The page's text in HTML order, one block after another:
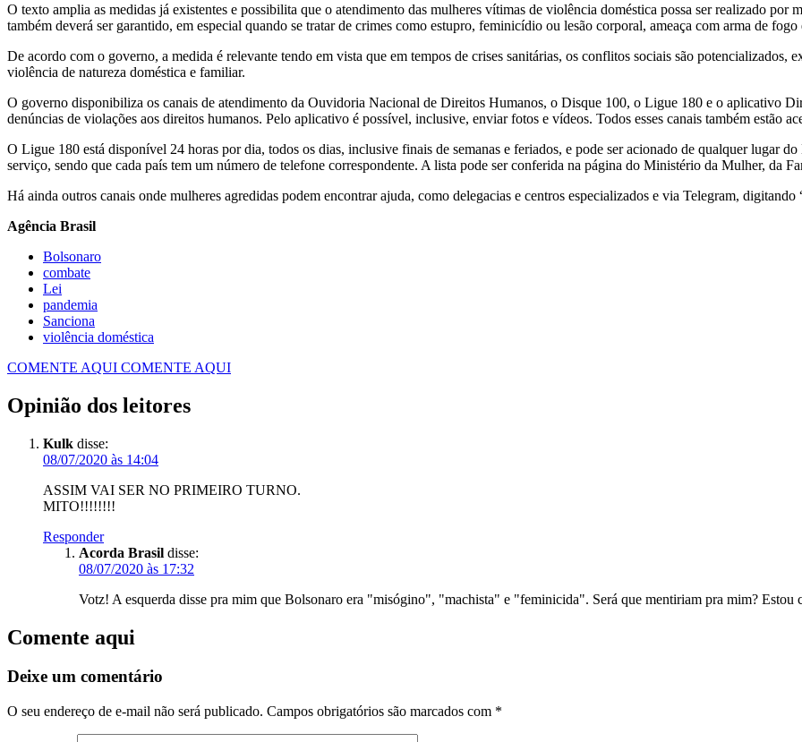
O texto amplia as medidas já existentes e possibilita que o atendimento das mulheres vítimas de violência doméstica possa ser realizado
também deverá ser garantido, em especial quando se tratar de crimes como estupro, feminicídio ou lesão corporal, ameaça com arma de fogo
De acordo com o governo, a medida é relevante tendo em vista que em tempos de crises sanitárias, os conflitos sociais são potencializados,
violência de natureza doméstica e familiar.
O governo disponibiliza os canais de atendimento da Ouvidoria Nacional de Direitos Humanos, o Disque 100, o Ligue 180 e o aplicativo
denúncias de violações aos direitos humanos. Pelo aplicativo é possível, inclusive, enviar fotos e vídeos. Todos esses canais também estão
O Ligue 180 está disponível 24 horas por dia, todos os dias, inclusive finais de semanas e feriados, e pode ser acionado de qualquer lugar
serviço, sendo que cada país tem um número de telefone correspondente. A lista pode ser conferida na página do Ministério da Mulher, da
Há ainda outros canais onde mulheres agredidas podem encontrar ajuda, como delegacias e centros especializados e via Telegram,
Agência Brasil
Bolsonaro
combate
Lei
pandemia
Sanciona
violência doméstica
COMENTE AQUI COMENTE AQUI
Opinião dos leitores
Kulk disse:
08/07/2020 às 14:04
ASSIM VAI SER NO PRIMEIRO TURNO.
MITO!!!!!!!!
Responder
Acorda Brasil disse:
08/07/2020 às 17:32
Votz! A esquerda disse pra mim que Bolsonaro era "misógino", "machista" e "feminicida". Será que mentiriam pra mim? Estou
Comente aqui
Deixe um comentário
O seu endereço de e-mail não será publicado. Campos obrigatórios são marcados com *